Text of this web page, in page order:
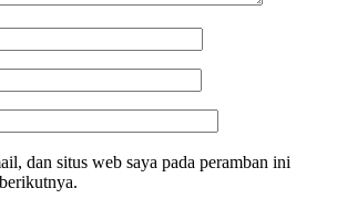
dan situs web saya pada peramban ini